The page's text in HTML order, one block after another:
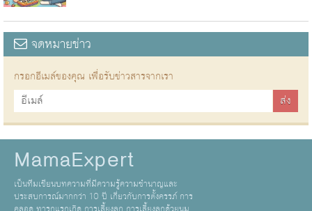
จดหมายข่าว
กรอกอีเมล์ของคุณ เพื่อรับข่าวสารจากเรา
MamaExpert
เป็นทีมเขียนบทความที่มีความรู้ความชำนาญและ
ประสบการณ์มากกว่า 10 ปี เกี่ยวกับการตั้งครรภ์ การ